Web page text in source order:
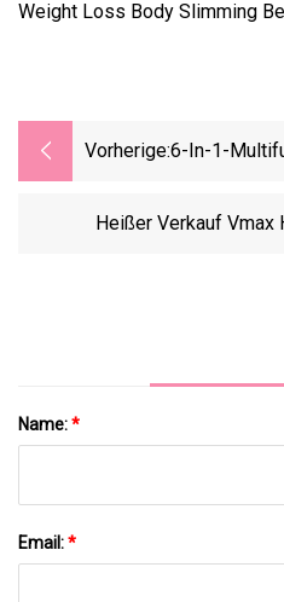
Vorherige:6-In-1-
Heißer Verkauf Vmax
Name:*
Email:*